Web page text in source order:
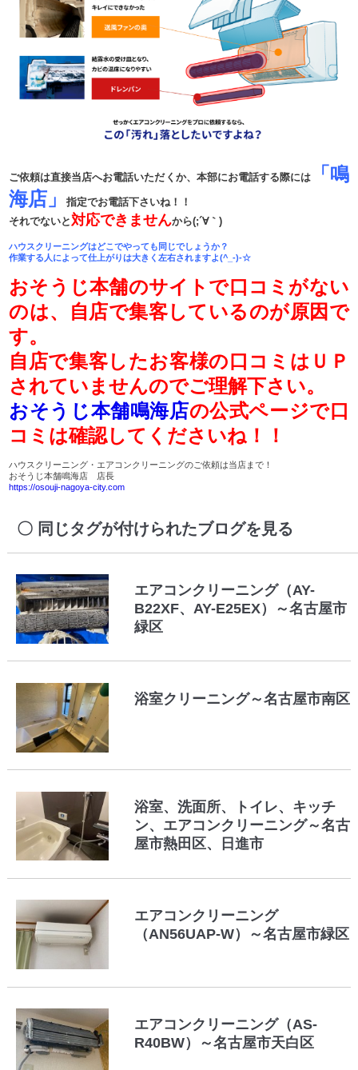
ご依頼は直接当店へお電話いただくか、本部にお電話する際には「鳴
海店」指定でお電話下さいね！！
それでないと対応できませんから(;´∀｀)
ハウスクリーニングはどこでやっても同じでしょうか？
作業する人によって仕上がりは大きく左右されますよ(^_-)-☆
おそうじ本舗のサイトで口コミがない
のは、自店で集客しているのが原因で
す。
自店で集客したお客様の口コミはＵＰ
されていませんのでご理解下さい。
おそうじ本舗鳴海店の公式ページで口
コミは確認してくださいね！！
ハウスクリーニング・エアコンクリーニングのご依頼は当店まで！
おそうじ本舗鳴海店 店長
https://osouji-nagoya-city.com
同じタグが付けられたブログを見る
エアコンクリーニング（AY-
B22XF、AY-E25EX）～名古屋市
緑区
浴室クリーニング～名古屋市南区
浴室、洗面所、トイレ、キッチ
ン、エアコンクリーニング～名古
屋市熱田区、日進市
エアコンクリーニング
（AN56UAP-W）～名古屋市緑区
エアコンクリーニング（AS-
R40BW）～名古屋市天白区